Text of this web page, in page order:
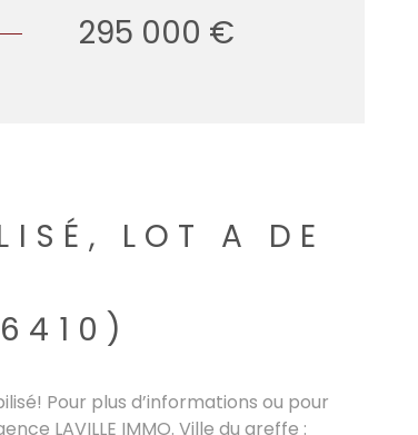
295 000 €
LOT A DE
Pour plus d’informations ou pour
LAVILLE IMMO. Ville du greffe :